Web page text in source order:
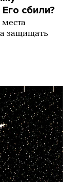
сбили?
защищать